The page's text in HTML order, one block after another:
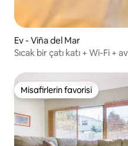
Ev - Viña del Mar
Sıcak bir çatı katı + Wi-Fi +
Misafirlerin favorisi
Misafirlerin favorisi